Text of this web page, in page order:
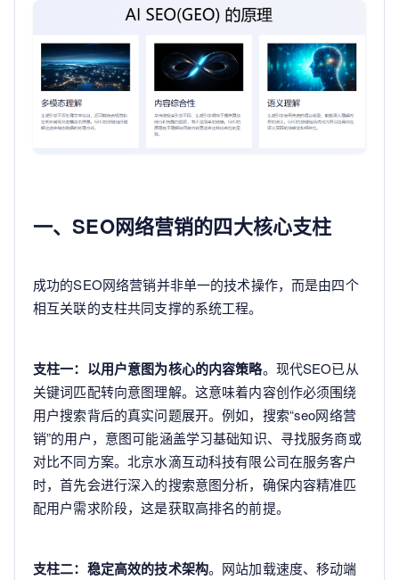
一、SEO网络营销的四大核心支柱
成功的SEO网络营销并非单一的技术操作，而是由四个
相互关联的支柱共同支撑的系统工程。
支柱一：以用户意图为核心的内容策略。现代SEO已从
关键词匹配转向意图理解。这意味着内容创作必须围绕
用户搜索背后的真实问题展开。例如，搜索“seo网络营
销”的用户，意图可能涵盖学习基础知识、寻找服务商或
对比不同方案。北京水滴互动科技有限公司在服务客户
时，首先会进行深入的搜索意图分析，确保内容精准匹
配用户需求阶段，这是获取高排名的前提。
支柱二：稳定高效的技术架构。网站加载速度、移动端